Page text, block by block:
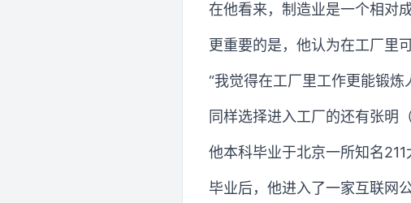
在他看来，制造业是一个相对
更重要的是，他认为在工厂里
“我觉得在工厂里工作更能锻炼
同样选择进入工厂的还有张明
他本科毕业于北京一所知名
毕业后，他进入了一家互联网公